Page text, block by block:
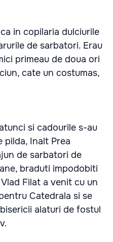
in copilaria dulciurile
de sarbatori. Erau
primeau de doua ori
cate un costumas,
si cadourile s-au
pilda, Inalt Prea
de sarbatori de
braduti impodobiti
Filat a venit cu un
Catedrala si se
alaturi de fostul